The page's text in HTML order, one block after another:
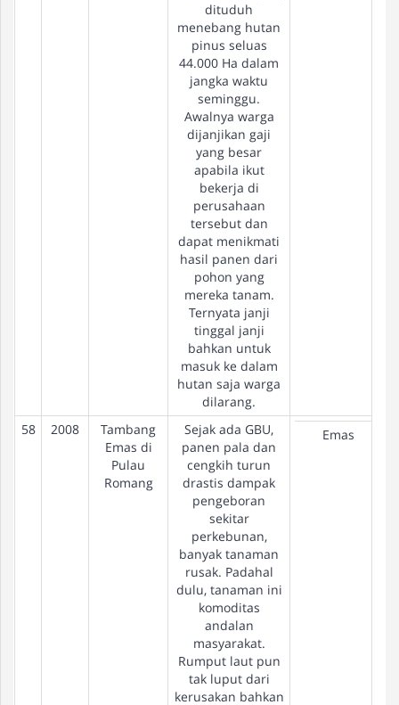
dituduh
menebang hutan
pinus seluas
44.000 Ha dalam
jangka waktu
seminggu.
Awalnya warga
dijanjikan gaji
yang besar
apabila ikut
bekerja di
perusahaan
tersebut dan
dapat menikmati
hasil panen dari
pohon yang
mereka tanam.
Ternyata janji
tinggal janji
bahkan untuk
masuk ke dalam
hutan saja warga
dilarang.
58 2008
Tambang
Emas di
Pulau
Romang
Sejak ada GBU,
panen pala dan
cengkih turun
drastis dampak
pengeboran
sekitar
perkebunan,
banyak tanaman
rusak. Padahal
dulu, tanaman ini
komoditas
andalan
masyarakat.
Rumput laut pun
tak luput dari
kerusakan bahkan
Emas